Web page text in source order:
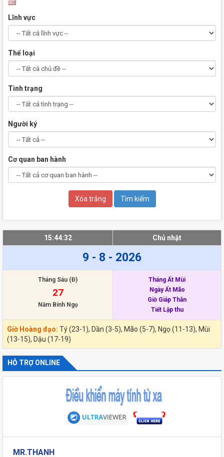
Lĩnh vực
Thể loại
Tình trạng
Người ký
Cơ quan ban hành
15:44:33 Chủ nhật
9 - 8 - 2026
Tháng Sáu (Đ)
27
Năm Bính Ngọ
Tháng Ất Mùi
Ngày Ất Mão
Giờ Giáp Thân
Tiết Lập thu
Giờ Hoàng đạo: Tý (23-1), Dần (3-5), Mão (5-7), Ngọ (11-13), Mùi
(13-15), Dậu (17-19)
HỖ TRỢ ONLINE
MR.THANH